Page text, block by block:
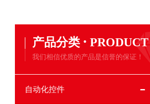
产品分类 · PRODUCT
我们相信优质的产品是信誉的保证！
自动化控件